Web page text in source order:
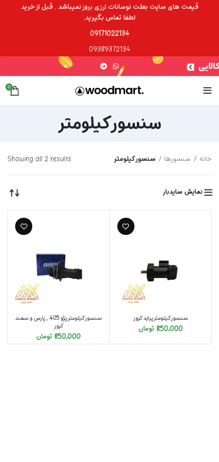
0
سنسور کیلومتر
خانه سنسورها سنسور کیلومتر Showing all 2 results
نمایش سایدبار
سنسور کیلومتر پراید کروز
850,000 تومان
سنسور کیلومتر پژو 405 , پارس و سمند
کروز
850,000 تومان
قیمت های سایت بعلت نوسانات ارزی بروز نمیباشد . قبل از خرید
لطفا تماس بگیرید.
09171022134
09389372134